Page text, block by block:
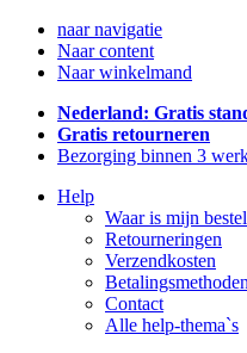
naar navigatie
Naar content
Naar winkelmand
Nederland: Gratis
Gratis retourneren
Bezorging binnen 3
Help
Waar is mijn
Retourneringen
Verzendkosten
Betalingsmethoden
Contact
Alle help-thema`s